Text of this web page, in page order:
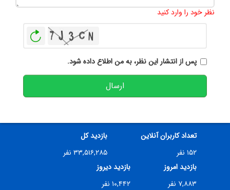
نظر خود را وارد کنید
پس از انتشار این نظر، به من اطلاع داده شود.
ارسال
تعداد کاربران آنلاین
۱۵۲ نفر
بازدید کل
۳۳,۵۱۶,۲۸۵ نفر
بازدید امروز
۷,۸۸۳ نفر
بازدید دیروز
۱۰,۴۴۲ نفر